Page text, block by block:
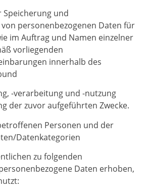
Speicherung und
personenbezogenen Daten für
im Auftrag und Namen einzelner
vorliegenden
innerhalb des
-verarbeitung und -nutzung
der zuvor aufgeführten Zwecke.
Personen und der
Datenkategorien
zu folgenden
Daten erhoben,